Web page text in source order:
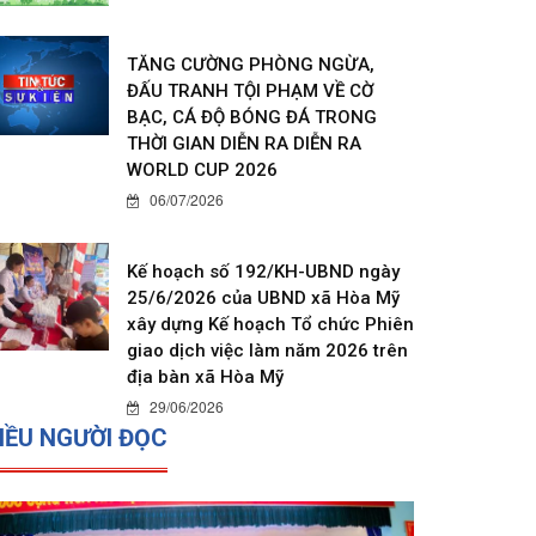
TĂNG CƯỜNG PHÒNG NGỪA,
ĐẤU TRANH TỘI PHẠM VỀ CỜ
BẠC, CÁ ĐỘ BÓNG ĐÁ TRONG
THỜI GIAN DIỄN RA DIỄN RA
WORLD CUP 2026
06/07/2026
Kế hoạch số 192/KH-UBND ngày
25/6/2026 của UBND xã Hòa Mỹ
xây dựng Kế hoạch Tổ chức Phiên
giao dịch việc làm năm 2026 trên
địa bàn xã Hòa Mỹ
29/06/2026
NGƯỜI ĐỌC